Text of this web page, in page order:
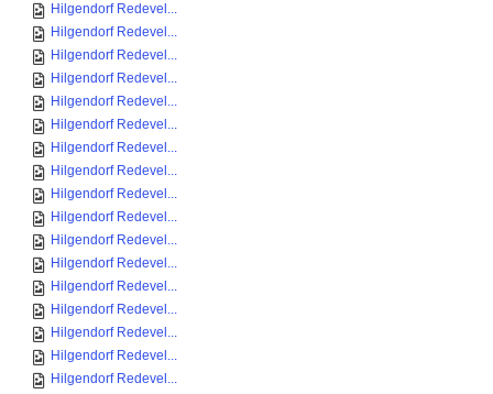
Hilgendorf Redevel...
Hilgendorf Redevel...
Hilgendorf Redevel...
Hilgendorf Redevel...
Hilgendorf Redevel...
Hilgendorf Redevel...
Hilgendorf Redevel...
Hilgendorf Redevel...
Hilgendorf Redevel...
Hilgendorf Redevel...
Hilgendorf Redevel...
Hilgendorf Redevel...
Hilgendorf Redevel...
Hilgendorf Redevel...
Hilgendorf Redevel...
Hilgendorf Redevel...
Hilgendorf Redevel...